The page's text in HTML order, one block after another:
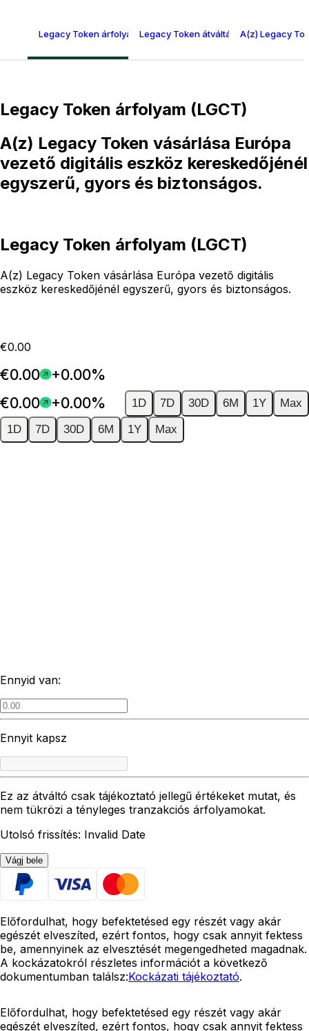
Legacy Token árfolyam (LGCT)Legacy Token átváltási táblázat
A(z) Legacy
Legacy Token árfolyam (LGCT)
A(z) Legacy Token vásárlása Európa
vezető digitális eszköz kereskedőjénél
egyszerű, gyors és biztonságos.
Legacy Token árfolyam (LGCT)
A(z) Legacy Token vásárlása Európa vezető digitális
eszköz kereskedőjénél egyszerű, gyors és biztonságos.
€0.00
€0.00
+0.00%
€0.00
+0.00% 1D 7D 30D 6M 1Y
Max
1D
7D 30D 6M 1Y Max
Ennyid van:
Ennyit kapsz
Ez az átváltó csak tájékoztató jellegű értékeket mutat, és
nem tükrözi a tényleges tranzakciós árfolyamokat.
Utolsó frissítés: Invalid Date
Vágj bele
Előfordulhat, hogy befektetésed egy részét vagy akár
egészét elveszíted, ezért fontos, hogy csak annyit fektess
be, amennyinek az elvesztését megengedheted magadnak.
A kockázatokról részletes információt a következő
dokumentumban találsz:Kockázati tájékoztató.
Előfordulhat, hogy befektetésed egy részét vagy akár
egészét elveszíted, ezért fontos, hogy csak annyit fektess